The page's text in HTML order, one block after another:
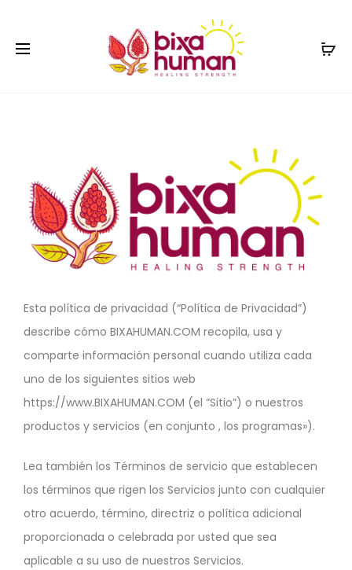
Esta política de privacidad (“Política de Privacidad”)
describe cómo BIXAHUMAN.COM recopila, usa y
comparte información personal cuando utiliza cada
uno de los siguientes sitios web
https://www.BIXAHUMAN.COM (el “Sitio”) o nuestros
productos y servicios (en conjunto , los programas»).
Lea también los Términos de servicio que establecen
los términos que rigen los Servicios junto con cualquier
otro acuerdo, término, directriz o política adicional
proporcionada o celebrada por usted que sea
aplicable a su uso de nuestros Servicios.